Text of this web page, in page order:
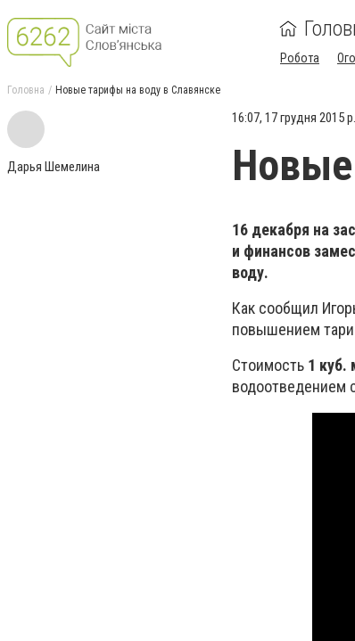
Робота
Головна Новые тарифы на воду в Славянске
Дарья Шемелина
16:07, 17 грудня 2015 р.
16 декабря на
и финансов
воду.
Как сообщил
повышением
Стоимость 1 куб.
водоотведением